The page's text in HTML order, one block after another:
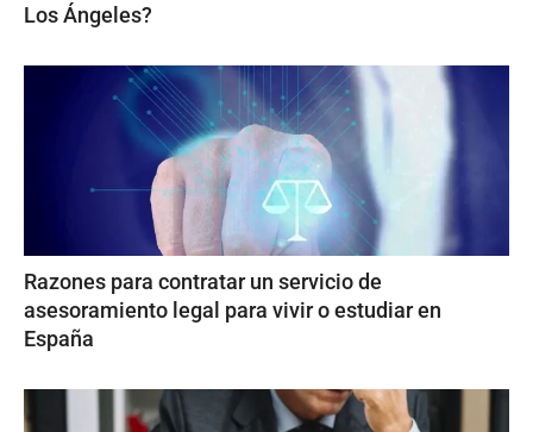
Los Ángeles?
Razones para contratar un servicio de
asesoramiento legal para vivir o estudiar en
España